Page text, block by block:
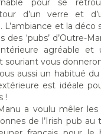
pour se
d’un verre et
L’ambiance et la déco
des ‘pubs’ d’Outre-
agréable et
souriant vous
aussi un habitué
est idéale
!
a voulu mêler les
de l’Irish pub au